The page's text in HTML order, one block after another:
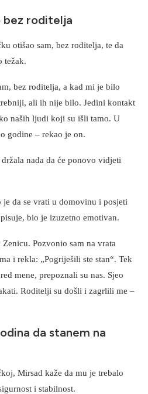
bez roditelja
otišao sam, bez roditelja, te da
težak.
bez roditelja, a kad mi je bilo
ali ih nije bilo. Jedini kontakt
naših ljudi koji su išli tamo. U
godine – rekao je on.
nada da će ponovo vidjeti
da se vrati u domovinu i posjeti
bio je izuzetno emotivan.
Pozvonio sam na vrata
i rekla: „Pogriješili ste stan“. Tek
mene, prepoznali su nas. Sjeo
Roditelji su došli i zagrlili me –
da stanem na
Mirsad kaže da mu je trebalo
i stabilnost.